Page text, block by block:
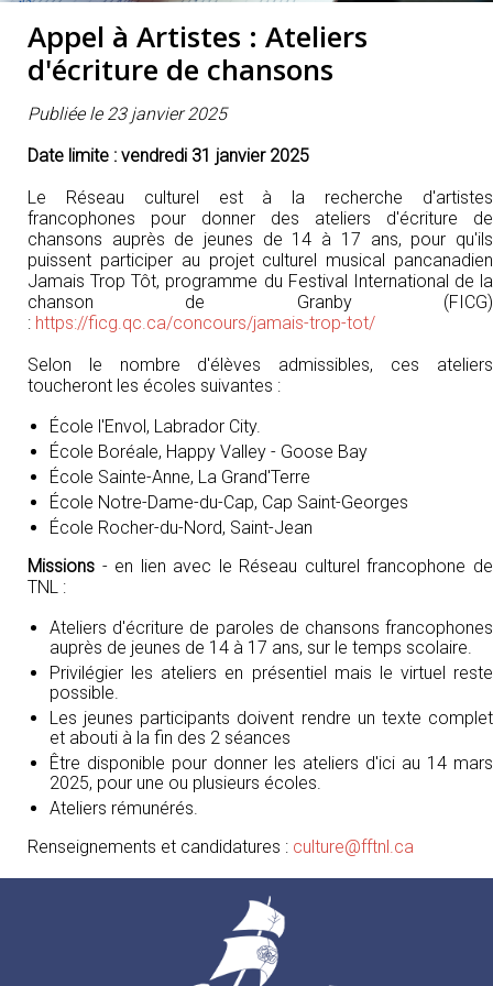
Appel à Artistes : Ateliers
d'écriture de chansons
Publiée le 23 janvier 2025
Date limite : vendredi 31 janvier 2025
Le Réseau culturel est à la recherche d'artistes
francophones pour donner des ateliers d'écriture de
chansons auprès de jeunes de 14 à 17 ans, pour qu'ils
puissent participer au projet culturel musical pancanadien
Jamais Trop Tôt, programme du Festival International de la
chanson de Granby (FICG)
: https://ficg.qc.ca/concours/jamais-trop-tot/
Selon le nombre d'élèves admissibles, ces ateliers
toucheront les écoles suivantes :
École l'Envol, Labrador City.
École Boréale, Happy Valley - Goose Bay
École Sainte-Anne, La Grand'Terre
École Notre-Dame-du-Cap, Cap Saint-Georges
École Rocher-du-Nord, Saint-Jean
Missions - en lien avec le Réseau culturel francophone de
TNL :
Ateliers d'écriture de paroles de chansons francophones
auprès de jeunes de 14 à 17 ans, sur le temps scolaire.
Privilégier les ateliers en présentiel mais le virtuel reste
possible.
Les jeunes participants doivent rendre un texte complet
et abouti à la fin des 2 séances
Être disponible pour donner les ateliers d'ici au 14 mars
2025, pour une ou plusieurs écoles.
Ateliers rémunérés.
Renseignements et candidatures : culture@fftnl.ca